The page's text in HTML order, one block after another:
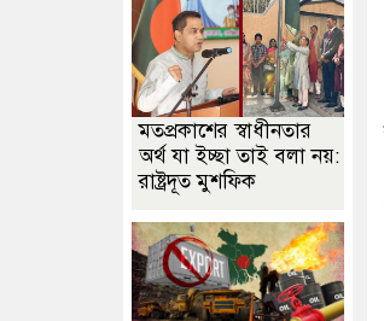
মতপ্রকাশের স্বাধীনতার
অর্থ যা ইচ্ছা তাই বলা নয়:
রাষ্ট্রদূত মুশফিক